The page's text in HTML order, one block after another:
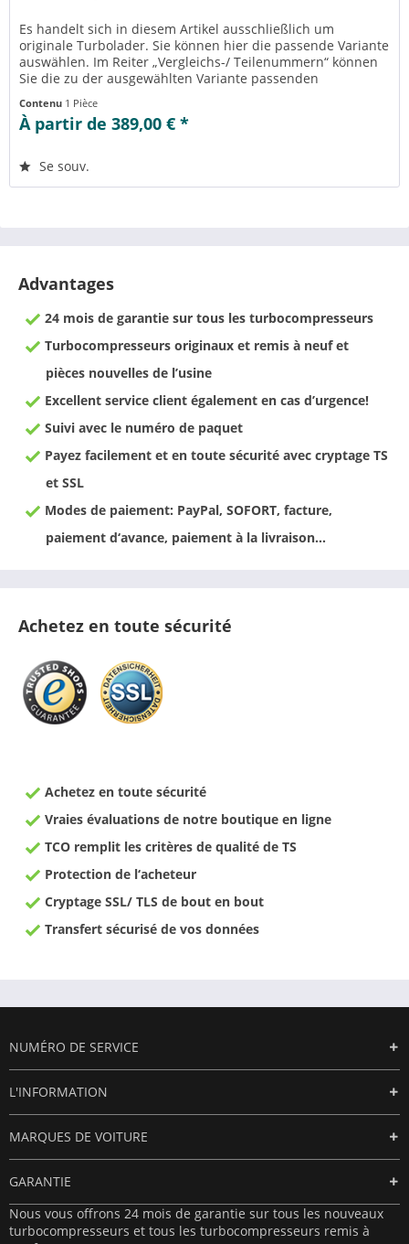
Es handelt sich in diesem Artikel ausschließlich um
originale Turbolader. Sie können hier die passende Variante
auswählen. Im Reiter „Vergleichs-/ Teilenummern“ können
Sie die zu der ausgewählten Variante passenden
Contenu 1 Pièce
À partir de 389,00 € *
Se souv.
Advantages
24 mois de garantie sur tous les turbocompresseurs
Turbocompresseurs originaux et remis à neuf et
pièces nouvelles de l’usine
Excellent service client également en cas d’urgence!
Suivi avec le numéro de paquet
Payez facilement et en toute sécurité avec cryptage TS
et SSL
Modes de paiement: PayPal, SOFORT, facture,
paiement d‘avance, paiement à la livraison…
Achetez en toute sécurité
Achetez en toute sécurité
Vraies évaluations de notre boutique en ligne
TCO remplit les critères de qualité de TS
Protection de l‘acheteur
Cryptage SSL/ TLS de bout en bout
Transfert sécurisé de vos données
NUMÉRO DE SERVICE
L'INFORMATION
MARQUES DE VOITURE
GARANTIE
Nous vous offrons 24 mois de garantie sur tous les nouveaux
turbocompresseurs et tous les turbocompresseurs remis à